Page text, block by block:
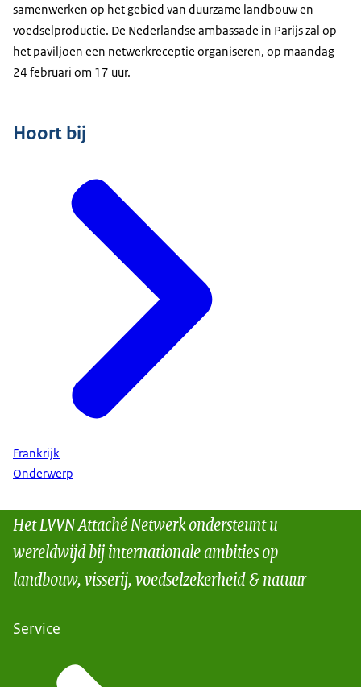
samenwerken op het gebied van duurzame landbouw en
voedselproductie. De Nederlandse ambassade in Parijs zal op
het paviljoen een netwerkreceptie organiseren, op maandag
24 februari om 17 uur.
Hoort bij
Frankrijk
Onderwerp
Het LVVN Attaché Netwerk ondersteunt u
wereldwijd bij internationale ambities op
landbouw, visserij, voedselzekerheid & natuur
Service